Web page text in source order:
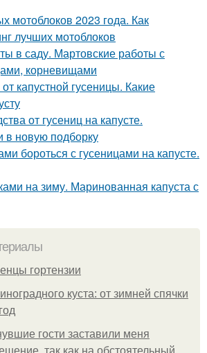
мотоблоков 2023 года. Как
лучших мотоблоков
в саду. Мартовские работы с
корневищами
капустной гусеницы. Какие
от гусениц на капусте.
в новую подборку
бороться с гусеницами на капусте.
на зиму. Маринованная капуста с
гортензии
куста: от зимней спячки
гости заставили меня
так как на обстоятельный